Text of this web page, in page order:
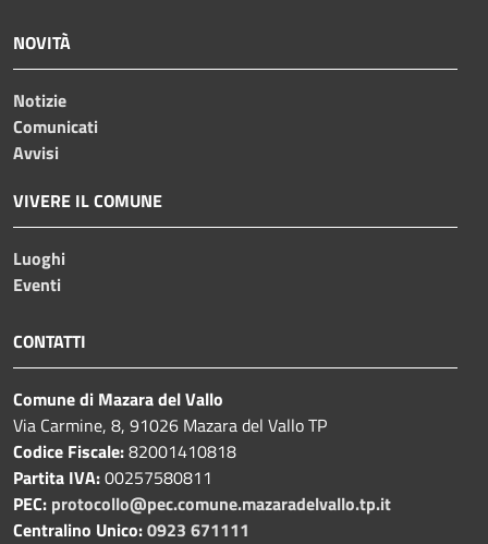
NOVITÀ
Notizie
Comunicati
Avvisi
VIVERE IL COMUNE
Luoghi
Eventi
CONTATTI
Comune di Mazara del Vallo
Via Carmine, 8, 91026 Mazara del Vallo TP
Codice Fiscale:82001410818
Partita IVA:00257580811
PEC: protocollo@pec.comune.mazaradelvallo.tp.it
Centralino Unico:0923 671111